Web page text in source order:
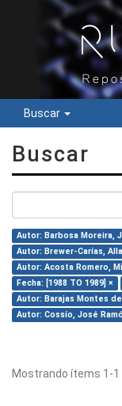
Buscar
Buscar
Autor: Barbosa Moreira,
Autor: Brewer-Carías,
Autor: Acosta Romero,
Fecha: [1988 TO 1989] ×
Autor: Barajas Montes
Autor: Cossío, José
Mostrando ítems 1-1